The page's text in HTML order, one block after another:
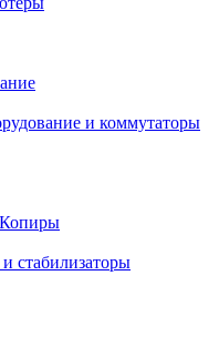
и коммутаторы
стабилизаторы